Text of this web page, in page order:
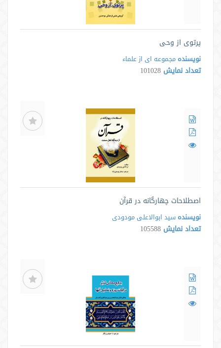
پرتوی از وحی
نویسنده مجموعه ای از علماء
تعداد نمایش 101028
اصطلاحات چهارگانه در قرآن
نویسنده سید ابوالاعلی مودودی
تعداد نمایش 105588